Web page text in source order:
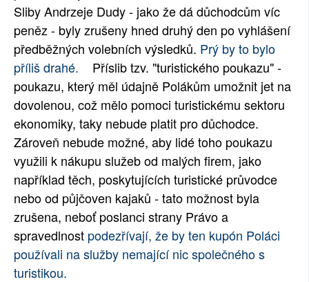
PLNÁ VERZE STRÁNEK
Sliby Andrzeje Dudy - jako že dá důchodcům víc
peněz - byly zrušeny hned druhý den po vyhlášení
předběžných volebních výsledků. Prý by to bylo
příliš drahé. Příslib tzv. "turistického poukazu" -
poukazu, který měl údajně Polákům umožnit jet na
dovolenou, což mělo pomoci turistickému sektoru
ekonomiky, taky nebude platit pro důchodce.
Zároveň nebude možné, aby lidé toho poukazu
využili k nákupu služeb od malých firem, jako
například těch, poskytujících turistické průvodce
nebo od půjčoven kajaků - tato možnost byla
zrušena, neboť poslanci strany Právo a
spravedlnost podezřívají, že by ten kupón Poláci
používali na služby nemající nic společného s
turistikou.